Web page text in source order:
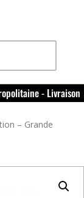
- Livraison
d'achat
– Grande